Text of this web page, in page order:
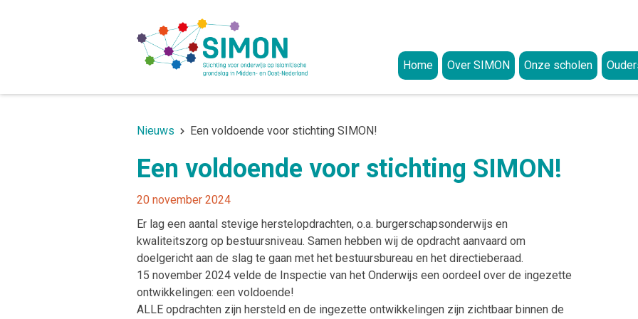
Home
Over SIMON
Worden wie je bent
College van Bestuur (CvB)
Bestuursbureau
GMR
Privacy
Privacyreglement
Uitleg over responsible disclosure
Meldingsformulier beveiligingsincidenten
Documenten
Jaarverslagen
Integriteitscode
Onze scholen
Nieuws Een voldoende voor stichting SIMON!
Een voldoende voor stichting SIMON!
20 november 2024
Er lag een aantal stevige herstelopdrachten, o.a. burgerschapsonderwijs en
kwaliteitszorg op bestuursniveau. Samen hebben wij de opdracht aanvaard om
doelgericht aan de slag te gaan met het bestuursbureau en het directieberaad.
15 november 2024 velde de Inspectie van het Onderwijs een oordeel over de ingezette
ontwikkelingen: een voldoende!
ALLE opdrachten zijn hersteld en de ingezette ontwikkelingen zijn zichtbaar binnen de